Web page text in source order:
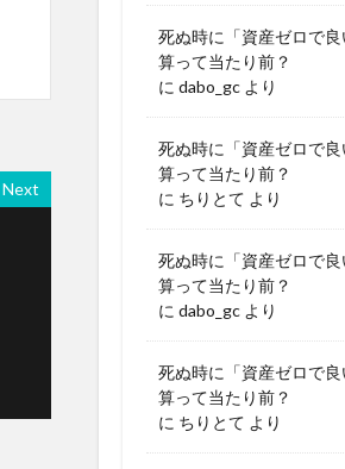
Next
死ぬ時に「資産ゼロで
算って当たり前？
に dabo_gc より
死ぬ時に「資産ゼロで
算って当たり前？
に ちりとて より
死ぬ時に「資産ゼロで
算って当たり前？
に dabo_gc より
死ぬ時に「資産ゼロで
算って当たり前？
に ちりとて より